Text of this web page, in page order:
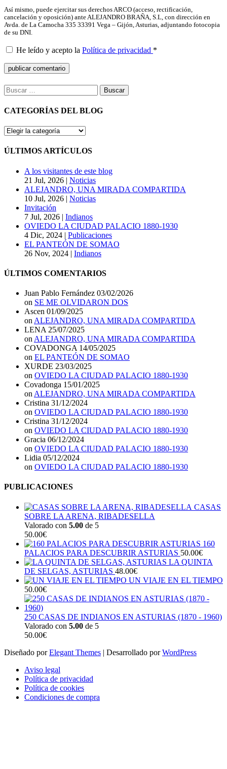
Así mismo, puede ejercitar sus derechos ARCO (acceso, rectificación,
cancelación y oposición) ante ALEJANDRO BRAÑA, S.L, con dirección en
Avda. de La Camocha 335 33391 Vega – Gijón, Asturias, adjuntando fotocopia
de su DNI.
He leído y acepto la Política de privacidad *
Buscar:
CATEGORÍAS DEL BLOG
CATEGORÍAS
BLOG
ÚLTIMOS ARTÍCULOS
A los visitantes de este blog
21 Jul, 2026 | Noticias
ALEJANDRO, UNA MIRADA COMPARTIDA
10 Jul, 2026 | Noticias
Invitación
7 Jul, 2026 | Indianos
OVIEDO LA CIUDAD PALACIO 1880-1930
4 Dic, 2024 | Publicaciones
EL PANTEÓN DE SOMAO
26 Nov, 2024 | Indianos
ÚLTIMOS COMENTARIOS
Juan Pablo Fernández 03/02/2026
on SE ME OLVIDARON DOS
Ascen 01/09/2025
on ALEJANDRO, UNA MIRADA COMPARTIDA
LENA 25/07/2025
on ALEJANDRO, UNA MIRADA COMPARTIDA
COVADONGA 14/05/2025
on EL PANTEÓN DE SOMAO
XURDE 23/03/2025
on OVIEDO LA CIUDAD PALACIO 1880-1930
Covadonga 15/01/2025
on ALEJANDRO, UNA MIRADA COMPARTIDA
Cristina 31/12/2024
on OVIEDO LA CIUDAD PALACIO 1880-1930
Cristina 31/12/2024
on OVIEDO LA CIUDAD PALACIO 1880-1930
Gracia 06/12/2024
on OVIEDO LA CIUDAD PALACIO 1880-1930
Lidia 05/12/2024
on OVIEDO LA CIUDAD PALACIO 1880-1930
PUBLICACIONES
CASAS
SOBRE LA ARENA, RIBADESELLA
Valorado con 5.00 de 5
50.00€
160
PALACIOS PARA DESCUBRIR ASTURIAS 50.00€
LA QUINTA
DE SELGAS, ASTURIAS 48.00€
UN VIAJE EN EL TIEMPO
50.00€
250 CASAS DE INDIANOS EN ASTURIAS (1870 - 1960)
Valorado con 5.00 de 5
50.00€
Diseñado porElegant Themes | Desarrollado porWordPress
Aviso legal
Política de privacidad
Política de cookies
Condiciones de compra